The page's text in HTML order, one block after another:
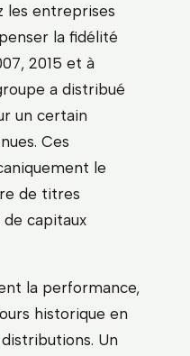
les entreprises
la fidélité
2015 et à
a distribué
un certain
Ces
le
de titres
capitaux
la performance,
historique en
Un